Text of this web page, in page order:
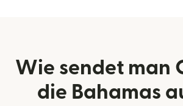
Wie sendet man
die Bahamas